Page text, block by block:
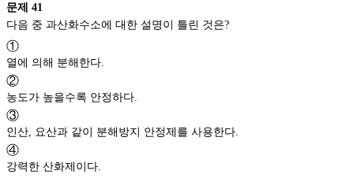
문제 41
①
열에 의해 분해한다.
②
농도가 높을수록 안정하다.
③
인산, 요산과 같이 분해방지 안정제를 사용한다.
④
강력한 산화제이다.